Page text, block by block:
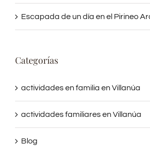
de Candanchú
Escapada de un día en el Pirineo
actividades en familia en Villanúa
actividades familiares en Villanúa